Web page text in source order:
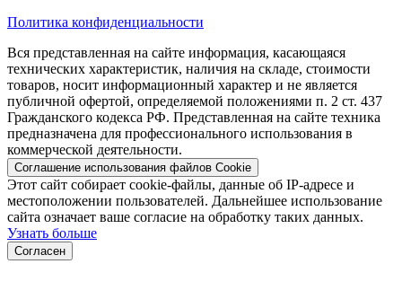
Политика конфиденциальности
Вся представленная на сайте информация, касающаяся
технических характеристик, наличия на складе, стоимости
товаров, носит информационный характер и не является
публичной офертой, определяемой положениями п. 2 ст. 437
Гражданского кодекса РФ. Представленная на сайте техника
предназначена для профессионального использования в
коммерческой деятельности.
Соглашение использования файлов Cookie
Этот сайт собирает cookie-файлы, данные об IP-адресе и
местоположении пользователей. Дальнейшее использование
сайта означает ваше согласие на обработку таких данных.
Узнать больше
Согласен